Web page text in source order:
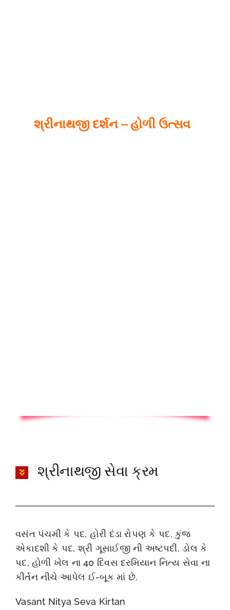
શ્રીનાથજી દર્શન – હોળી ઉત્સવ
શ્રીનાથજી સેવા ક્રમ
વસંત પંચમી કે પદ, હોરી દંડા રોપણ કે પદ, કુંજ
એકાદશી કે પદ, શ્રી ગૂસાઈજી ની અષ્ટપદી, ડોલ કે
પદ, હોળી ખેલ ના 40 દિવસ દરમિયાન નિત્ય સેવા ના
કીર્તન નીચે આપેલ ઈ-બૂક માં છે.
Vasant Nitya Seva Kirtan